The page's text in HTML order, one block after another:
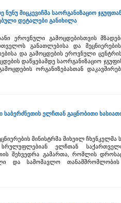
მიცკევიჩმა საორგანიზაციო
დეტალები განიხილა
ეროვნული გამოცდებისთვის
განათლებისა და მეცნიერების
და გამოცდების ეროვნული
დაწყებამდე საორგანიზაციო
ორგანიზებასთან
ელჩთან გაცნობითი
მინისტრმა მიხეილ ჩხენკელმა
ელჩთან
შეხვედრა გამართა, რომლის
და სამომავლო